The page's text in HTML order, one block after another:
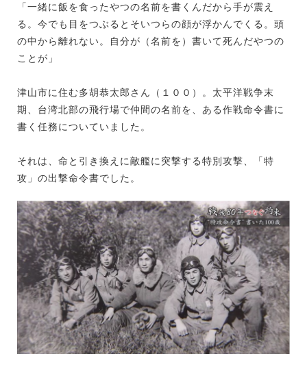
「一緒に飯を食ったやつの名前を書くんだから手が震え
る。今でも目をつぶるとそいつらの顔が浮かんでくる。頭
の中から離れない。自分が（名前を）書いて死んだやつの
ことが」
津山市に住む多胡恭太郎さん（１００）。太平洋戦争末
期、台湾北部の飛行場で仲間の名前を、ある作戦命令書に
書く任務についていました。
それは、命と引き換えに敵艦に突撃する特別攻撃、「特
攻」の出撃命令書でした。